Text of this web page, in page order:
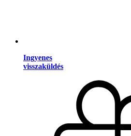
Ingyenes
visszaküldés